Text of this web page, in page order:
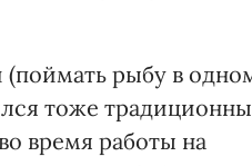
рыбу в
тоже
время работы на